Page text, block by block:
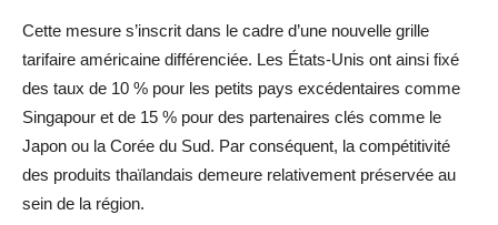
Cette mesure s’inscrit dans le cadre d’une nouvelle grille
tarifaire américaine différenciée. Les États-Unis ont ainsi fixé
des taux de 10 % pour les petits pays excédentaires comme
Singapour et de 15 % pour des partenaires clés comme le
Japon ou la Corée du Sud. Par conséquent, la compétitivité
des produits thaïlandais demeure relativement préservée au
sein de la région.